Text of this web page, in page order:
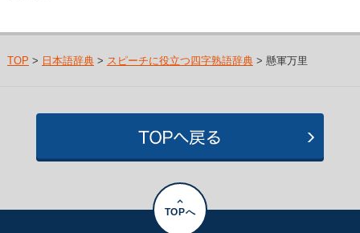
TOP > 日本語辞典> スピーチに役立つ四字熟語辞典> 懸軍万里
TOPへ